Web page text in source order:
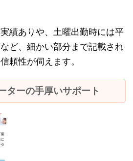
績ありや、土曜出勤時には平
ど、細かい部分まで記載され
頼性が伺えます。
ターの手厚いサポート